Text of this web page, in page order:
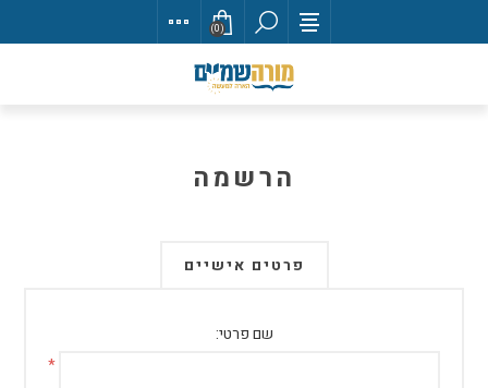
(0)
הרשמה
פרטים אישיים
שם פרטי:
*